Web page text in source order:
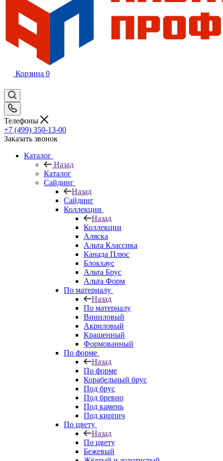
Корзина 0
Телефоны
+7 (499) 350-13-00
Заказать звонок
Каталог
Назад
Каталог
Сайдинг
Назад
Сайдинг
Коллекции
Назад
Коллекции
Аляска
Альта Классика
Канада Плюс
Блокхаус
Альта Брус
Альта Форм
По материалу
Назад
По материалу
Виниловый
Акриловый
Крашенный
Формованный
По форме
Назад
По форме
Корабельный брус
Под брус
Под бревно
Под камень
Под кирпич
По цвету
Назад
По цвету
Бежевый